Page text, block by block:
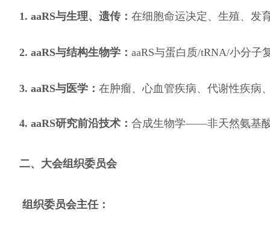
1. aaRS与生理、遗传： 在细胞命运决定、生殖、发
2. aaRS与结构生物学： aaRS与蛋白质/tRNA/小分子
3. aaRS与医学： 在肿瘤、心血管疾病、代谢性疾病
4. aaRS研究前沿技术： 合成生物学——非天然氨基
二、大会组织委员会
组织委员会主任：